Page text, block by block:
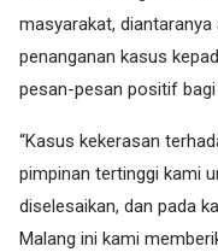
masyarakat,
penanganan kasus
pesan-pesan positif
“Kasus kekerasan
pimpinan tertinggi kami
diselesaikan, dan pada
Malang ini kami